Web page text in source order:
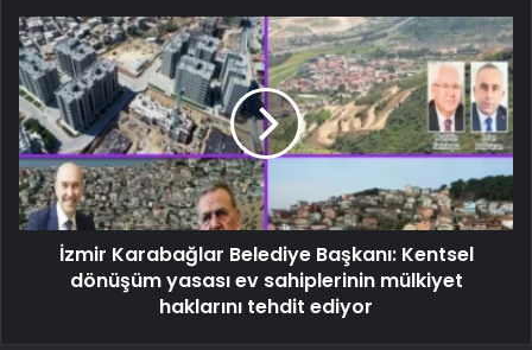
İzmir Karabağlar Belediye Başkanı: Kentsel
dönüşüm yasası ev sahiplerinin mülkiyet
haklarını tehdit ediyor